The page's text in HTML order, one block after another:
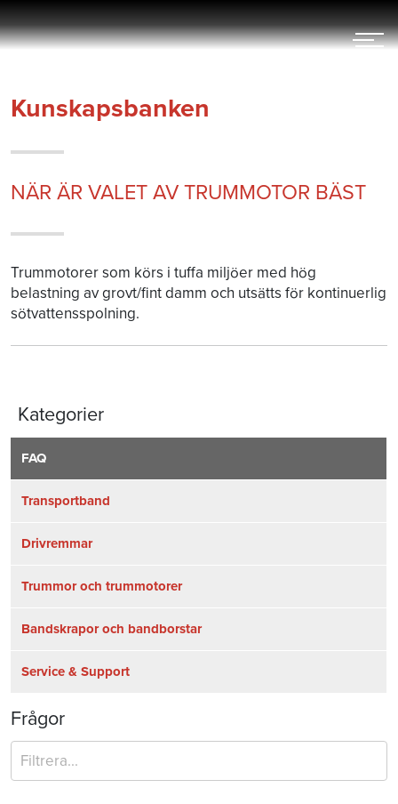
Hoppa
till
innehållet
Kunskapsbanken
NÄR ÄR VALET AV TRUMMOTOR BÄST
Trummotorer som körs i tuffa miljöer med hög
belastning av grovt/fint damm och utsätts för kontinuerlig
sötvattensspolning.
Kategorier
FAQ
Transportband
Drivremmar
Trummor och trummotorer
Bandskrapor och bandborstar
Service & Support
Frågor